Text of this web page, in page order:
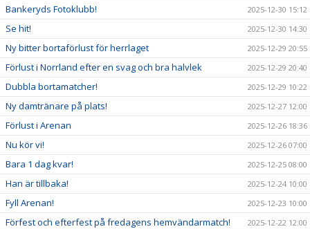
Bankeryds Fotoklubb! 2025-12-30 15:12
Se hit! 2025-12-30 14:30
Ny bitter bortaförlust för herrlaget 2025-12-29 20:55
Förlust i Norrland efter en svag och bra halvlek 2025-12-29 20:40
Dubbla bortamatcher! 2025-12-29 10:22
Ny damtränare på plats! 2025-12-27 12:00
Förlust i Arenan 2025-12-26 18:36
Nu kör vi! 2025-12-26 07:00
Bara 1 dag kvar! 2025-12-25 08:00
Han är tillbaka! 2025-12-24 10:00
Fyll Arenan! 2025-12-23 10:00
Förfest och efterfest på fredagens hemvändarmatch! 2025-12-22 12:00